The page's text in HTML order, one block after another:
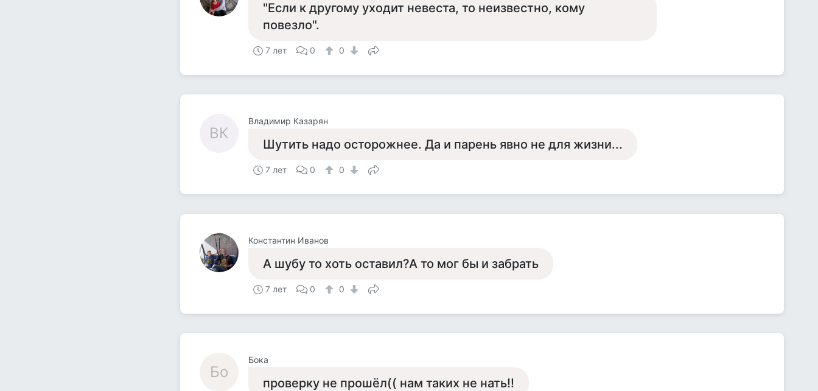
"Если к другому уходит невеста, то неизвестно, кому
повезло".
7 лет 0 0
ВК
Владимир Казарян
Шутить надо осторожнее. Да и парень явно не для жизни...
7 лет 0 0
Константин Иванов
А шубу то хоть оставил?А то мог бы и забрать
7 лет 0 0
Бо
Бока
проверку не прошёл(( нам таких не нать!!